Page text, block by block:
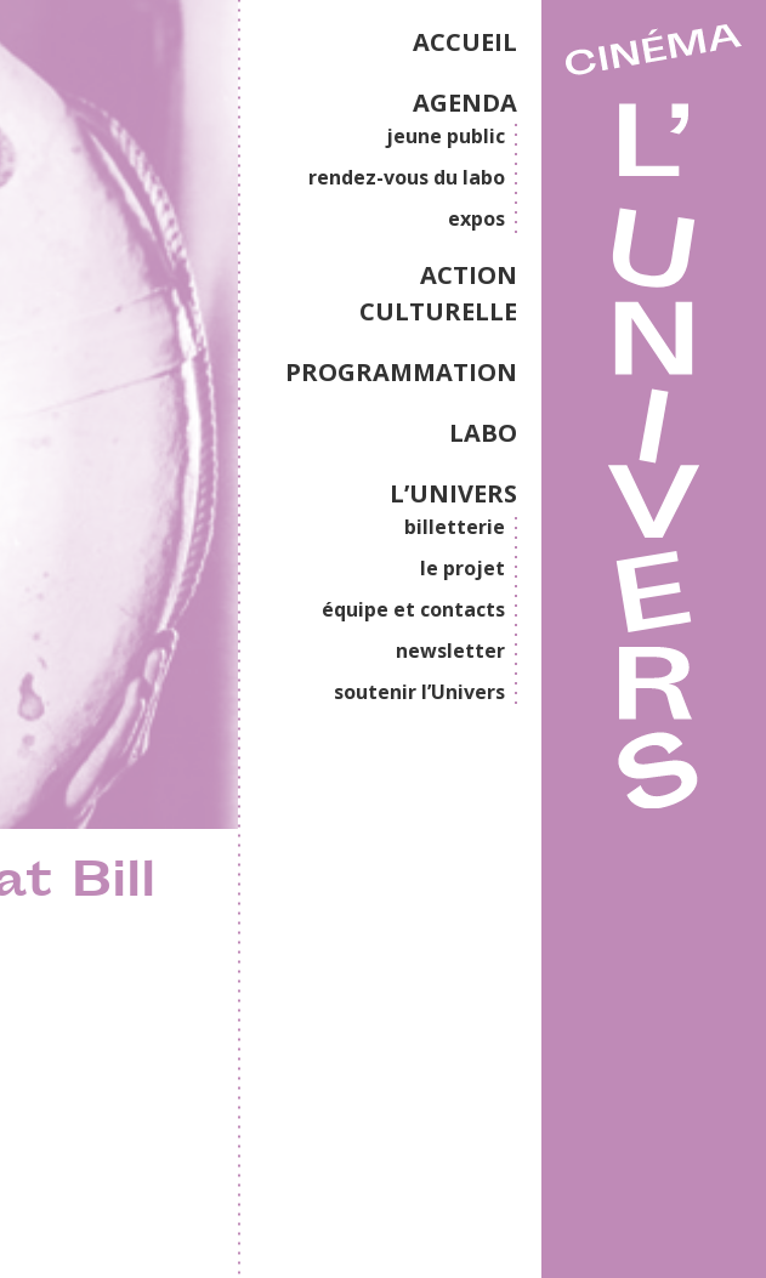
ACCUEIL
AGENDA
jeune public
rendez-vous du labo
expos
ACTION
CULTURELLE
PROGRAMMATION
LABO
L’UNIVERS
billetterie
le projet
équipe et contacts
newsletter
soutenir l’Univers
Bill